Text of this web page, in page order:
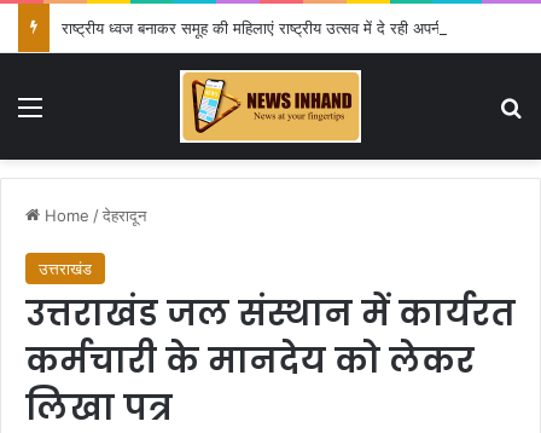
Menu
Home /देहरादून
उत्तराखंड
उत्तराखंड जल संस्थान में कार्यरत
कर्मचारी के मानदेय को लेकर
लिखा पत्र